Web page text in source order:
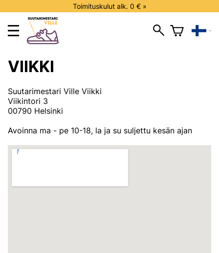
Toimituskulut alk. 0 € »
VIIKKI
Suutarimestari Ville Viikki
Viikintori 3
00790 Helsinki
Avoinna ma - pe 10-18, la ja su suljettu kesän ajan